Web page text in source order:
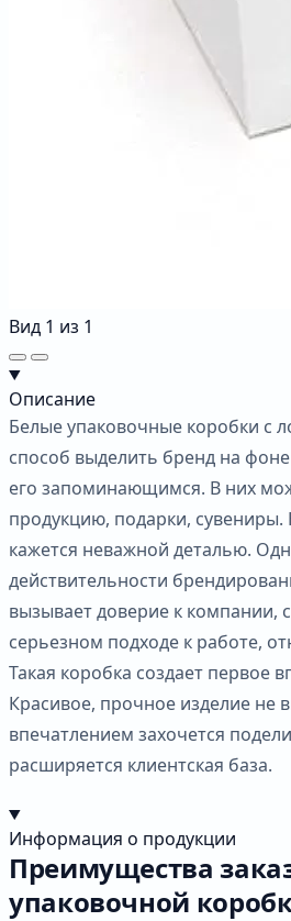
Вид 1 из 1
Описание
Белые упаковочные коробки с
способ выделить бренд на
его запоминающимся. В них
продукцию, подарки, сувениры.
кажется неважной деталью.
действительности
вызывает доверие к компании,
серьезном подходе к работе,
Такая коробка создает первое
Красивое, прочное изделие не
впечатлением захочется
расширяется клиентская база.
Информация о продукции
Преимущества
упаковочной